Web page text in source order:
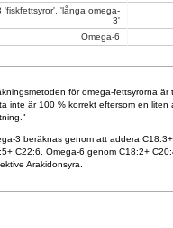
'fiskfettsyror', 'långa omega-
3'
Omega-6
för omega-fettsyrorna är
inte är 100 % korrekt eftersom en
3 beräknas genom att addera
C22:6. Omega-6 genom C18:2+
Arakidonsyra.